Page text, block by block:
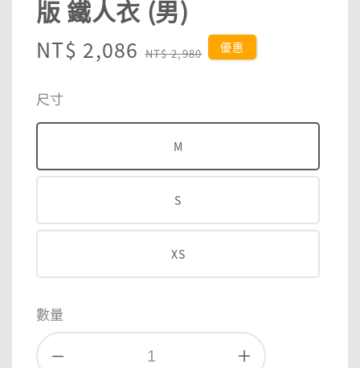
版 鐵人衣 (男)
Sale
NT$ 2,086 Regular
NT$ 2,980 優惠
尺寸
M
S
XS
數量